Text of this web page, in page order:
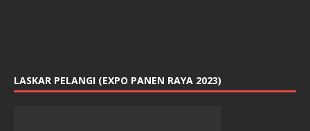
LASKAR PELANGI (EXPO PANEN RAYA 2023)